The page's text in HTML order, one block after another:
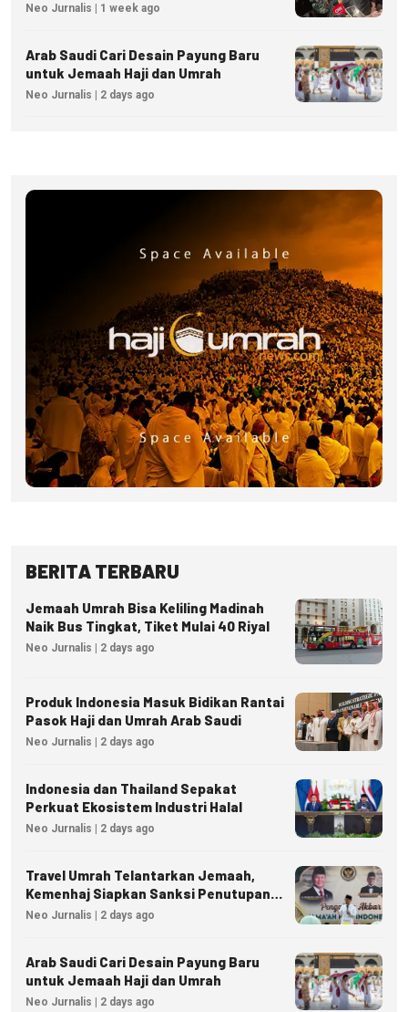
Neo Jurnalis | 1 week ago
Arab Saudi Cari Desain Payung Baru
untuk Jemaah Haji dan Umrah
Neo Jurnalis | 2 days ago
BERITA TERBARU
Jemaah Umrah Bisa Keliling Madinah
Naik Bus Tingkat, Tiket Mulai 40 Riyal
Neo Jurnalis | 2 days ago
Produk Indonesia Masuk Bidikan Rantai
Pasok Haji dan Umrah Arab Saudi
Neo Jurnalis | 2 days ago
Indonesia dan Thailand Sepakat
Perkuat Ekosistem Industri Halal
Neo Jurnalis | 2 days ago
Travel Umrah Telantarkan Jemaah,
Kemenhaj Siapkan Sanksi Penutupan
Izin hingga Pidana
Neo Jurnalis | 2 days ago
Arab Saudi Cari Desain Payung Baru
untuk Jemaah Haji dan Umrah
Neo Jurnalis | 2 days ago